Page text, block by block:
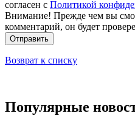
согласен с Политикой
Внимание! Прежде чем вы
комментарий, он будет
Отправить
Возврат к списку
Популярные